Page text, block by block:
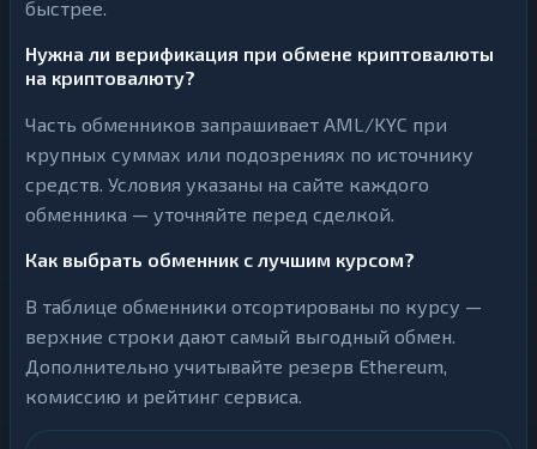
быстрее.
Нужна ли верификация при обмене криптовалюты
на криптовалюту?
Часть обменников запрашивает AML/KYC при
крупных суммах или подозрениях по источнику
средств. Условия указаны на сайте каждого
обменника — уточняйте перед сделкой.
Как выбрать обменник с лучшим курсом?
В таблице обменники отсортированы по курсу —
верхние строки дают самый выгодный обмен.
Дополнительно учитывайте резерв Ethereum,
комиссию и рейтинг сервиса.